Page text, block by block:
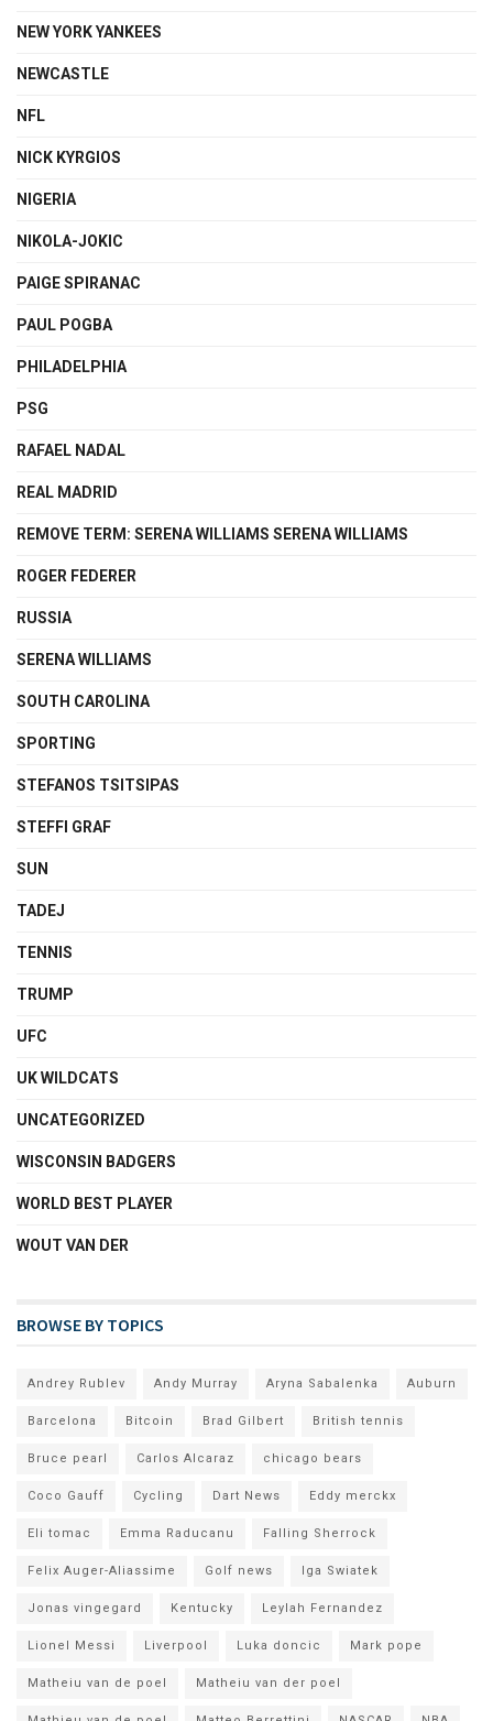
NEW YORK YANKEES
NEWCASTLE
NFL
NICK KYRGIOS
NIGERIA
NIKOLA-JOKIC
PAIGE SPIRANAC
PAUL POGBA
PHILADELPHIA
PSG
RAFAEL NADAL
REAL MADRID
REMOVE TERM: SERENA WILLIAMS SERENA WILLIAMS
ROGER FEDERER
RUSSIA
SERENA WILLIAMS
SOUTH CAROLINA
SPORTING
STEFANOS TSITSIPAS
STEFFI GRAF
SUN
TADEJ
TENNIS
TRUMP
UFC
UK WILDCATS
UNCATEGORIZED
WISCONSIN BADGERS
WORLD BEST PLAYER
WOUT VAN DER
BROWSE BY TOPICS
Andrey Rublev Andy Murray Aryna Sabalenka Auburn
Barcelona Bitcoin Brad Gilbert British tennis
Bruce pearl Carlos Alcaraz chicago bears
Coco Gauff Cycling Dart News Eddy merckx
Eli tomac Emma Raducanu Falling Sherrock
Felix Auger-Aliassime Golf news Iga Swiatek
Jonas vingegard Kentucky Leylah Fernandez
Lionel Messi Liverpool Luka doncic Mark pope
Matheiu van de poel Matheiu van der poel